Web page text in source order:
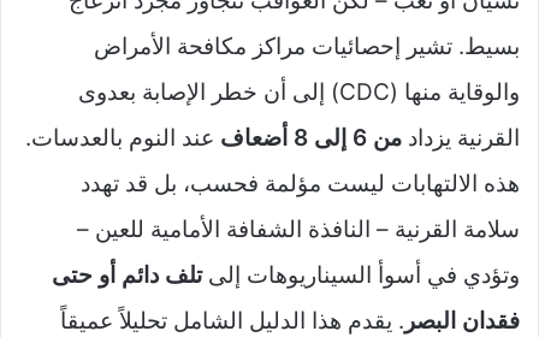
بسيط. تشير إحصائيات مراكز مكافحة الأمراض
والوقاية منها (CDC) إلى أن خطر الإصابة بعدوى
القرنية يزداد من 6 إلى 8 أضعاف
عند النوم بالعدسات.
هذه الالتهابات ليست مؤلمة فحسب، بل قد تهدد
سلامة القرنية – النافذة الشفافة الأمامية للعين –
وتؤدي في أسوأ السيناريوهات إلىتلف دائم أو حتى
فقدان البصر . يقدم هذا الدليل الشامل تحليلاً عميقاً